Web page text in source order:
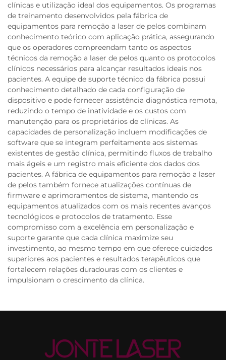
clínicas e utilização ideal dos equipamentos. Os programas
de treinamento desenvolvidos pela fábrica de
equipamentos para remoção a laser de pelos combinam
conhecimento teórico com aplicação prática, assegurando
que os operadores compreendam tanto os aspectos
técnicos da remoção a laser de pelos quanto os protocolos
clínicos necessários para alcançar resultados ideais nos
pacientes. A equipe de suporte técnico da fábrica possui
conhecimento detalhado de cada configuração de
dispositivo e pode fornecer assistência diagnóstica remota,
reduzindo o tempo de inatividade e os custos com
manutenção para os proprietários de clínicas. As
capacidades de personalização incluem modificações de
software que se integram perfeitamente aos sistemas
existentes de gestão clínica, permitindo fluxos de trabalho
mais ágeis e um registro mais eficiente dos dados dos
pacientes. A fábrica de equipamentos para remoção a laser
de pelos também fornece atualizações contínuas de
firmware e aprimoramentos de sistema, mantendo os
equipamentos atualizados com os mais recentes avanços
tecnológicos e protocolos de tratamento. Esse
compromisso com a excelência em personalização e
suporte garante que cada clínica maximize seu
investimento, ao mesmo tempo em que oferece cuidados
superiores aos pacientes e resultados terapêuticos que
fortalecem relações duradouras com os clientes e
impulsionam o crescimento da clínica.